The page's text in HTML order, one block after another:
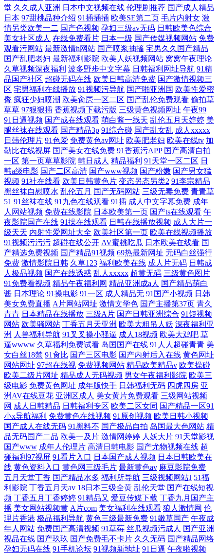
堂 久久成人亚洲 日本中文视频在线 伦理剧推荐 国产成人精品
日本 97甜桃品种介绍 91插插插 欧美SE第二页 毛片内射女 激
情另类欧美一二 国产色视频 孕妇三级av无码 日韩欧美色综合
美女社区成人 在线免费看片 日本一级 国产传媒视频网站 免费
观看污网站 最新激情h网站 国产喷浆抽搐 宅男久久国产精品
国产乱肥老妇 最新福利影院 欧美人妖视频网站 窝窝午夜理论
久草视频深夜福利 波多野步中文字幕 日韩福利网址导航 91精
品国产社区 超碰无码在线 欧美日韩高清免费 国产激情视频三
区 宅男福利在线播放 91视频污导航 国产啪亚洲国 欧美性爱密
臀 疯狂少妇喷潮 欧美肏屄一区二区 国产乱伦免费观看 偷拍草
草草 97狠狠插 香蕉视频下载污版 三级黄色视频网址 午夜99
91日逼视频 国产成在线观看 萌白酱一线天 乱伦五月天婷婷 美
腿丝袜在线观看 国产精品3p 91综合碰 国产乱女乱 成人xxxxx
日韩伦理片 91色爱 免费黄色av网址 欧美肥老妇 欧美在线tv 加
勒比在线视屏 国产美女在线免费 91香蕉污APP 国产高清自拍
一区 第一页草草影院 韩日成人 精品福利 91天堂一区二区 日
韩a级电影 国产二区高清 国产www视频 国产粉嫩 国产男女猛
视频 91社在线看 欧美日韩黄色片 变态另态另类2 91李宗精品
黑丝袜自慰喷水 乱伦五月 国产无码网站 三级无毒免费 青青草
51 91丝袜在线 91九色在线观看 91插 成人中文字幕免费 成年
人网站视频 免费在线影院 日本欧美第一页 国产ts在线观看 午
夜影院国产在线 91操在线观看 日韩在线播放视频 成人大片一
级天天 内射性爱网址大全 欧美社区第一页 欧美在线视频播放
91视频污污污 超碰在线公开 AV蜜桃吃瓜 日本欧美在线看 国
产精选免费视频 国产精品91视频 69热最新网址 无码白丝强行
免费 激情影院日韩 久草123 福利欧美在线 成人片无码 日韩成
人极品视频 国产在线诱惑 乱人xxxxx 超黄无码 三级黄色图片
91免费看视频 精品午夜福利网 精品亚洲成a人 国产精品萌白
酱 日本理论 91操电影 91一区 成人精品无 91国产小视频 日韩
美女免费直播 A片网站网址 激情文学色 国产主播第37页 青久
青青 日本精品在线播放 三级A片 国产日韩亚洲综合 91短视频
网站 欧美骚网站 丁香五月天亚洲 欧美大粗吊人妖 深夜福利亚
洲 人兽福利导航 91叉叉操小骚逼 成人18视频 欧美大鸡吧 草
逼wwww 久草福利免费试看 岛国国产在线 91人人超碰青青 美
女白丝18禁 91肏比 国产三区电影 国产内射后入在线 黄色网址
网站网址 97超在线视 免费视频网站 精品欧美精品v 欧美操碰
欧美二级片网址 精品成人无码视频 男女午夜福利影院 欧美三
级电影 免费黄色网址 成年版快手 日韩福利无码 四虎四房 亚
洲AV在线豆花 亚洲区成人 美女黄片免费观看 三级网站视频
网 成人日韩精品 日韩福利专区 欧美二区女同 国产精品一区91
小x导航福利 免费黄色在线视频 91原创视频 欧美日韩小视频
国产成人在线无码 91黑料不 国产极品自拍 岛国最大色网站 精
品无码国产二品 欧美一及片 激情网婷婷 人妖大片 91天堂影视
国产www 成年人伦理片 高清日韩电影 国产尤物视频在线 超
碰福利97视屏 91看片入口 日本国产成人视频 日本日韩欧美在
线 黄色资料入口 黄色网三级毛片 最新黄色av 麻豆影院免费
五月天堂丁香 国产精品水多 福利所导航 三级视频网站J 51福
利影院 丁香五月天av 18日本三级全黄 乱伦天堂 国产在线短视
频 丁香五月丁香婷婷 91精品又 爱豆传媒下载 丁香九月国产主
播 美女网站视频黄 A片com 美女福利在线观看 狼人激情网 伦
理片香港 极品福利导航 黄色三级最新免费 91嫩草国产 午夜成
年人网站 免费国产高清视频 91草莓 丝瓜视频污成人 国产亚洲
视品在线 国产玖玖 国产免费毛不卡片 久久无码 国产精品网络
孕妇无码在线 91手机论坛 91视频新地址 91日逼 午夜啪视频